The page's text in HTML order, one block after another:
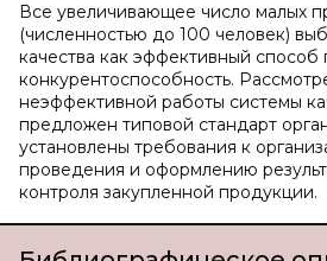
Все увеличивающее число малых
(численностью до 100 человек)
качества как эффективный способ
конкурентоспособность.
неэффективной работы системы
предложен типовой стандарт
установлены требования к
проведения и оформлению
контроля закупленной продукции.